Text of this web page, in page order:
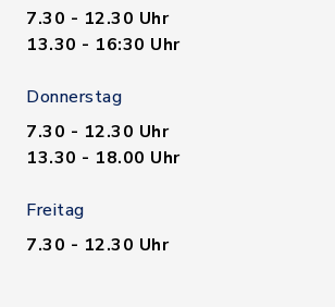
7.30 - 12.30 Uhr
13.30 - 16:30 Uhr
Donnerstag
7.30 - 12.30 Uhr
13.30 - 18.00 Uhr
Freitag
7.30 - 12.30 Uhr